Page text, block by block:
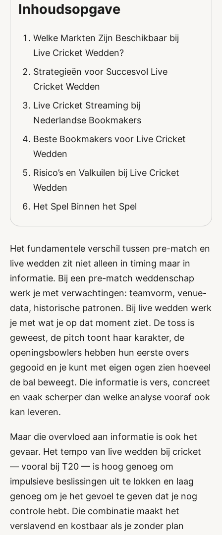
Inhoudsopgave
Welke Markten Zijn Beschikbaar bij
Live Cricket Wedden?
Strategieën voor Succesvol Live
Cricket Wedden
Live Cricket Streaming bij
Nederlandse Bookmakers
Beste Bookmakers voor Live Cricket
Wedden
Risico’s en Valkuilen bij Live Cricket
Wedden
Het Spel Binnen het Spel
Het fundamentele verschil tussen pre-match en
live wedden zit niet alleen in timing maar in
informatie. Bij een pre-match weddenschap
werk je met verwachtingen: teamvorm, venue-
data, historische patronen. Bij live wedden werk
je met wat je op dat moment ziet. De toss is
geweest, de pitch toont haar karakter, de
openingsbowlers hebben hun eerste overs
gegooid en je kunt met eigen ogen zien hoeveel
de bal beweegt. Die informatie is vers, concreet
en vaak scherper dan welke analyse vooraf ook
kan leveren.
Maar die overvloed aan informatie is ook het
gevaar. Het tempo van live wedden bij cricket
— vooral bij T20 — is hoog genoeg om
impulsieve beslissingen uit te lokken en laag
genoeg om je het gevoel te geven dat je nog
controle hebt. Die combinatie maakt het
verslavend en kostbaar als je zonder plan